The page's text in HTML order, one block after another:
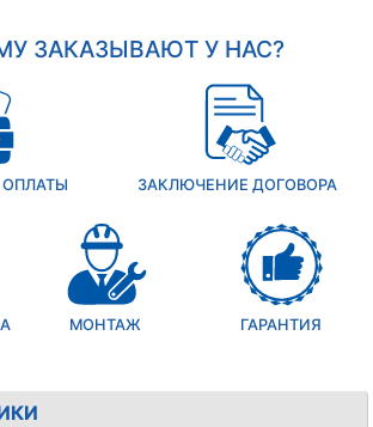
ЗАКАЗЫВАЮТ У НАС?
ЗАКЛЮЧЕНИЕ ДОГОВОРА
МОНТАЖ ГАРАНТИЯ